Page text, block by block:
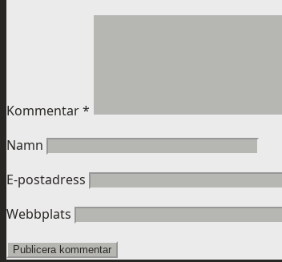
Kommentar*
Namn
E-postadress
Webbplats